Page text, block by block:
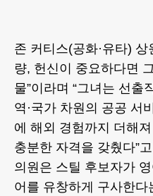
존 커티스(공화·유타)
량, 헌신이 중요하다면
물”이라며 “그녀는 선출
역·국가 차원의 공공 서
에 해외 경험까지 더해
충분한 자격을 갖췄다”
의원은 스틸 후보자가
어를 유창하게 구사한다